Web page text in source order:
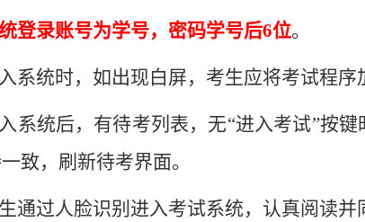
登录账号为学号，密码学号后6位。
系统时，如出现白屏，考生应将考试程序
系统后，有待考列表，无“进入考试”按
致，刷新待考界面。
通过人脸识别进入考试系统， 认真阅读并